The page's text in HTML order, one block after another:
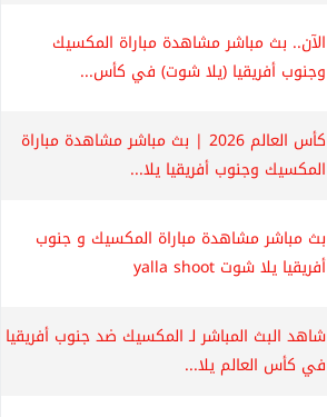
الآن.. بث مباشر مشاهدة مباراة المكسيك
وجنوب أفريقيا (يلا شوت) في كأس...
كأس العالم 2026 | بث مباشر مشاهدة مباراة
المكسيك وجنوب أفريقيا يلا...
بث مباشر مشاهدة مباراة المكسيك و جنوب
أفريقيا يلا شوت yalla shoot
شاهد البث المباشر لـ المكسيك ضد جنوب أفريقيا
في كأس العالم يلا...